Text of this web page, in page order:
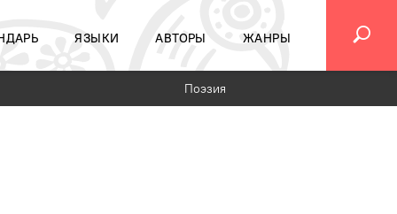
ЯЗЫКИ АВТОРЫ ЖАНРЫ
Поэзия